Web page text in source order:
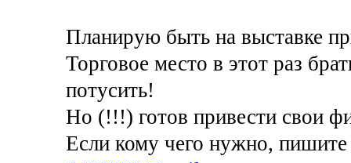
Планирую быть на выставке
Торговое место в этот раз
потусить!
Но (!!!) готов привести свои
Если кому чего нужно,